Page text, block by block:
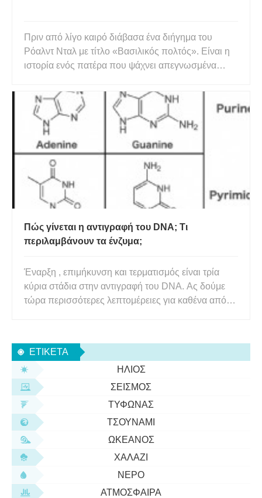
Πριν από λίγο καιρό διάβασα ένα διήγημα του
Ρόαλντ Νταλ με τίτλο «Βασιλικός πολτός». Είναι η
ιστορία ενός πατέρα που ψάχνει απεγνωσμένα
που αρνείται το γάλα της μητέρας της. Αυτός ο
άντρας είναι μελισσοκόμος και ενώ ψάχνει για
απαντήσεις, παίρνει το τελε
Πώς γίνεται η αντιγραφή του DNA; Τι
περιλαμβάνουν τα ένζυμα;
Έναρξη , επιμήκυνση και τερματισμός είναι τρία
κύρια στάδια στην αντιγραφή του DNA. Ας δούμε
τώρα περισσότερες λεπτομέρειες για καθένα από
αναπαραγωγής (oriC). Η ελικάση επιφέρει τη
διαδικασία του διαχωρι
ΕΤΙΚΈΤΑ
ΉΛΙΟΣ
ΣΕΙΣΜΌΣ
ΤΥΦΏΝΑΣ
ΤΣΟΥΝΆΜΙ
ΩΚΕΑΝΌΣ
ΧΑΛΆΖΙ
ΝΕΡΌ
ΑΤΜΌΣΦΑΙΡΑ